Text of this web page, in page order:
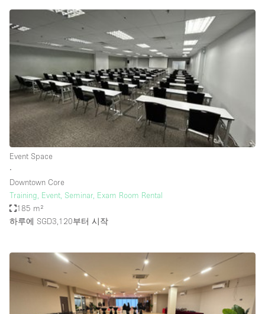
Photo / Filming Studio
Rooftop
Salon
Shop Share
Stall / Market Stall
Unique Space
Warehouse
공간 기능
Air Conditioning
Animals Friendly
Event Space
∙
Downtown Core
Training, Event, Seminar, Exam Room Rental
185 m²
하루에 SGD3,120부터 시작